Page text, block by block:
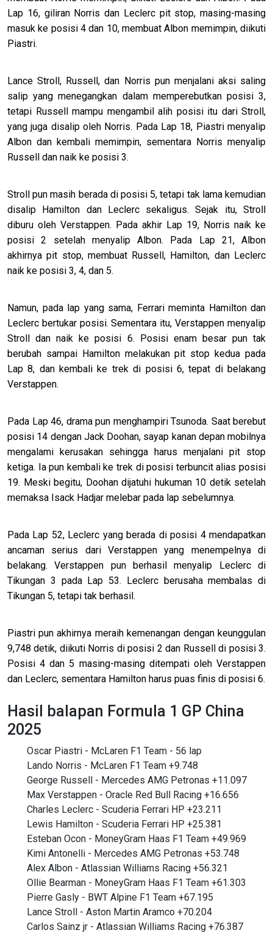
Lap 16, giliran Norris dan Leclerc pit stop, masing-masing
masuk ke posisi 4 dan 10, membuat Albon memimpin, diikuti
Piastri.
Lance Stroll, Russell, dan Norris pun menjalani aksi saling
salip yang menegangkan dalam memperebutkan posisi 3,
tetapi Russell mampu mengambil alih posisi itu dari Stroll,
yang juga disalip oleh Norris. Pada Lap 18, Piastri menyalip
Albon dan kembali memimpin, sementara Norris menyalip
Russell dan naik ke posisi 3.
Stroll pun masih berada di posisi 5, tetapi tak lama kemudian
disalip Hamilton dan Leclerc sekaligus. Sejak itu, Stroll
diburu oleh Verstappen. Pada akhir Lap 19, Norris naik ke
posisi 2 setelah menyalip Albon. Pada Lap 21, Albon
akhirnya pit stop, membuat Russell, Hamilton, dan Leclerc
naik ke posisi 3, 4, dan 5.
Namun, pada lap yang sama, Ferrari meminta Hamilton dan
Leclerc bertukar posisi. Sementara itu, Verstappen menyalip
Stroll dan naik ke posisi 6. Posisi enam besar pun tak
berubah sampai Hamilton melakukan pit stop kedua pada
Lap 8, dan kembali ke trek di posisi 6, tepat di belakang
Verstappen.
Pada Lap 46, drama pun menghampiri Tsunoda. Saat berebut
posisi 14 dengan Jack Doohan, sayap kanan depan mobilnya
mengalami kerusakan sehingga harus menjalani pit stop
ketiga. Ia pun kembali ke trek di posisi terbuncit alias posisi
19. Meski begitu, Doohan dijatuhi hukuman 10 detik setelah
memaksa Isack Hadjar melebar pada lap sebelumnya.
Pada Lap 52, Leclerc yang berada di posisi 4 mendapatkan
ancaman serius dari Verstappen yang menempelnya di
belakang. Verstappen pun berhasil menyalip Leclerc di
Tikungan 3 pada Lap 53. Leclerc berusaha membalas di
Tikungan 5, tetapi tak berhasil.
Piastri pun akhirnya meraih kemenangan dengan keunggulan
9,748 detik, diikuti Norris di posisi 2 dan Russell di posisi 3.
Posisi 4 dan 5 masing-masing ditempati oleh Verstappen
dan Leclerc, sementara Hamilton harus puas finis di posisi 6.
Hasil balapan Formula 1 GP China
2025
Oscar Piastri - McLaren F1 Team - 56 lap
Lando Norris - McLaren F1 Team +9.748
George Russell - Mercedes AMG Petronas +11.097
Max Verstappen - Oracle Red Bull Racing +16.656
Charles Leclerc - Scuderia Ferrari HP +23.211
Lewis Hamilton - Scuderia Ferrari HP +25.381
Esteban Ocon - MoneyGram Haas F1 Team +49.969
Kimi Antonelli - Mercedes AMG Petronas +53.748
Alex Albon - Atlassian Williams Racing +56.321
Ollie Bearman - MoneyGram Haas F1 Team +61.303
Pierre Gasly - BWT Alpine F1 Team +67.195
Lance Stroll - Aston Martin Aramco +70.204
Carlos Sainz jr - Atlassian Williams Racing +76.387